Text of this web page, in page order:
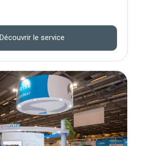
Découvrir le service